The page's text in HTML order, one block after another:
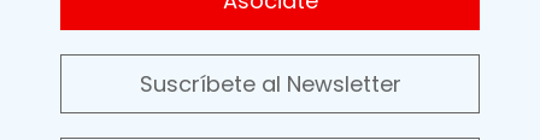
Suscríbete al Newsletter